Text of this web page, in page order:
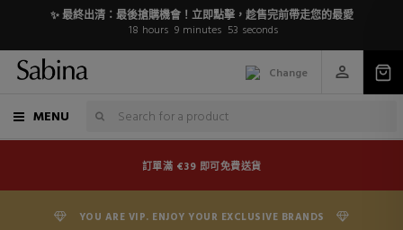
✨ 最終出清：最後搶購機會！立即點擊，趁售完前帶走您的最愛
18 hours 9 minutes 52 seconds
Change
MENU
訂單滿 €39 即可免費送貨
YOU ARE VIP. ENJOY YOUR EXCLUSIVE BRANDS